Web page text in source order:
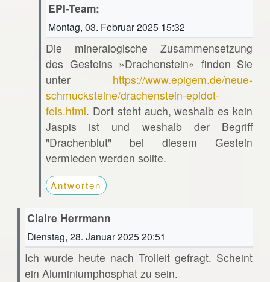
EPI-Team:
Montag, 03. Februar 2025 15:32
Die mineralogische Zusammensetzung
des Gesteins »Drachenstein« finden Sie
unter https://www.epigem.de/neue-
schmucksteine/drachenstein-epidot-
fels.html. Dort steht auch, weshalb es kein
Jaspis ist und weshalb der Begriff
"Drachenblut" bei diesem Gestein
vermieden werden sollte.
Antworten
Claire Herrmann
Dienstag, 28. Januar 2025 20:51
Ich wurde heute nach Trolleit gefragt. Scheint
ein Aluminiumphosphat zu sein.